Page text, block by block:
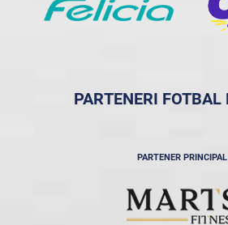
PARTENERI
PARTENER PRINCIPAL